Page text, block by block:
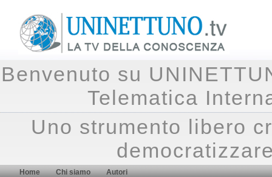
Benvenuto su
Telematica
Uno strumento libero
Home Chi siamo Autori